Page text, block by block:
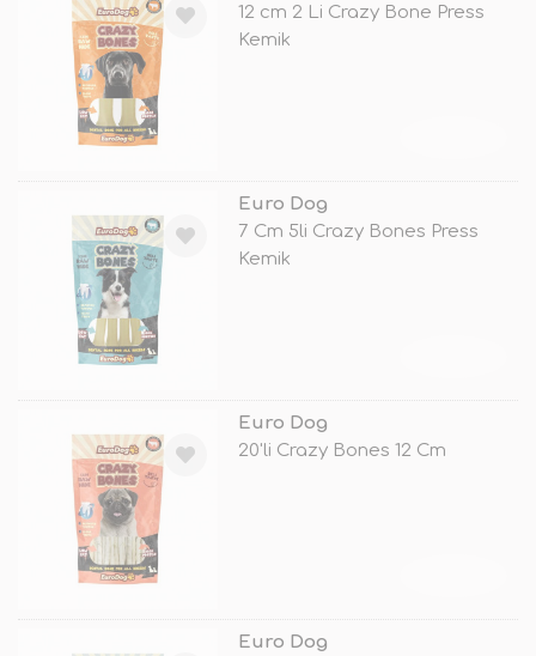
12 cm 2 Li Crazy Bone Press
Kemik
Euro Dog
7 Cm 5li Crazy Bones Press
Kemik
Euro Dog
20'li Crazy Bones 12 Cm
Euro Dog